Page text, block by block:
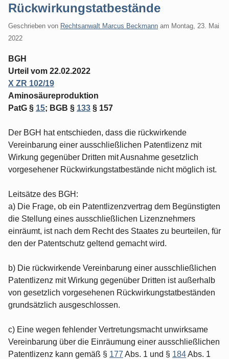
Rückwirkungstatbestände
Geschrieben von Rechtsanwalt Marcus Beckmann am Montag, 23. Mai
2022
BGH
Urteil vom 22.02.2022
X ZR 102/19
Aminosäureproduktion
PatG § 15; BGB § 133 § 157
Der BGH hat entschieden, dass die rückwirkende
Vereinbarung einer ausschließlichen Patentlizenz mit
Wirkung gegenüber Dritten mit Ausnahme gesetzlich
vorgesehener Rückwirkungstatbestände nicht möglich ist.
Leitsätze des BGH:
a) Die Frage, ob ein Patentlizenzvertrag dem Begünstigten
die Stellung eines ausschließlichen Lizenznehmers
einräumt, ist nach dem Recht des Staates zu beurteilen, für
den der Patentschutz geltend gemacht wird.
b) Die rückwirkende Vereinbarung einer ausschließlichen
Patentlizenz mit Wirkung gegenüber Dritten ist außerhalb
von gesetzlich vorgesehenen Rückwirkungstatbeständen
grundsätzlich ausgeschlossen.
c) Eine wegen fehlender Vertretungsmacht unwirksame
Vereinbarung über die Einräumung einer ausschließlichen
Patentlizenz kann gemäß § 177 Abs. 1 und § 184Abs. 1